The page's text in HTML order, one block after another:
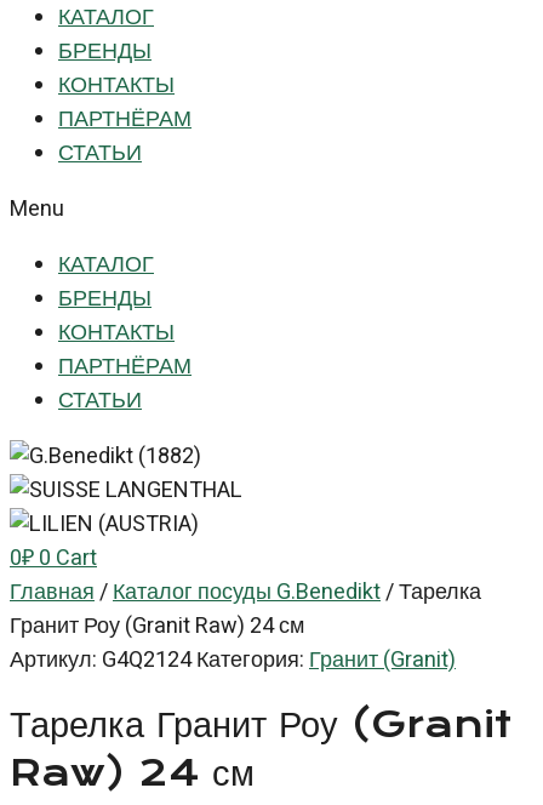
КАТАЛОГ
БРЕНДЫ
КОНТАКТЫ
ПАРТНЁРАМ
СТАТЬИ
Menu
КАТАЛОГ
БРЕНДЫ
КОНТАКТЫ
ПАРТНЁРАМ
СТАТЬИ
0₽0Cart
Главная/Каталог посуды G.Benedikt/Тарелка
Гранит Роу (Granit Raw) 24 см
Артикул: G4Q2124Категория:Гранит (Granit)
Тарелка Гранит Роу (Granit
Raw) 24 см